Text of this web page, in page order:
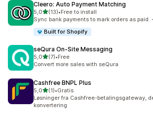
Cleero: Auto Payment Matching
5,0ud af 5 stjerner
(13)
13 anmeldelser i alt
•Free to install
Sync bank payments to mark orders as paid.
Built for Shopify
seQura On‑Site Messaging
5,0ud af 5 stjerner
(7)
7 anmeldelser i alt
•Free
Convert more sales with seQura
Cashfree BNPL Plus
5,0ud af 5 stjerner
(1)
1 anmeldelser i alt
•Gratis
Løsninger fra Cashfree-betalingsgateway,
konvertering